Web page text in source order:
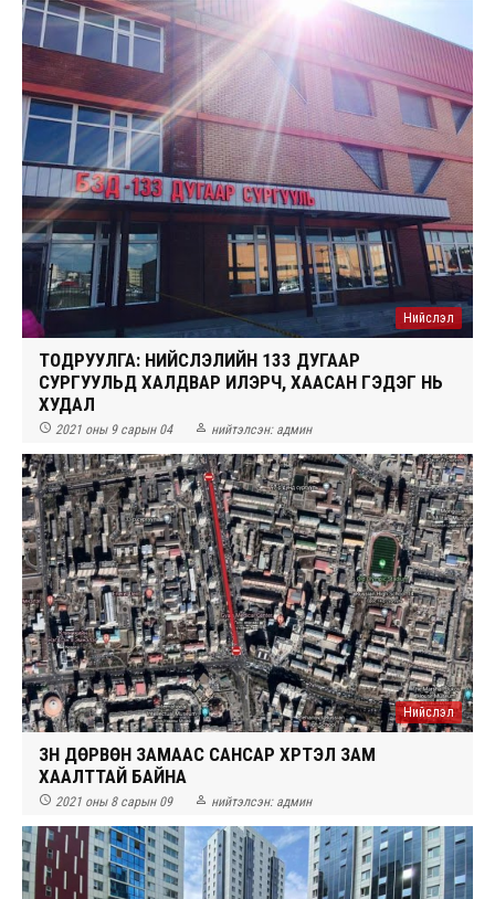
Нийслэл
ТОДРУУЛГА: НИЙСЛЭЛИЙН 133 ДУГААР
СУРГУУЛЬД ХАЛДВАР ИЛЭРЧ, ХААСАН ГЭДЭГ НЬ
ХУДАЛ
 2021 оны 9 сарын 04  нийтэлсэн: админ
Нийслэл
ЗҮҮН ДӨРВӨН ЗАМААС САНСАР ХҮРТЭЛ ЗАМ
ХААЛТТАЙ БАЙНА
 2021 оны 8 сарын 09  нийтэлсэн: админ